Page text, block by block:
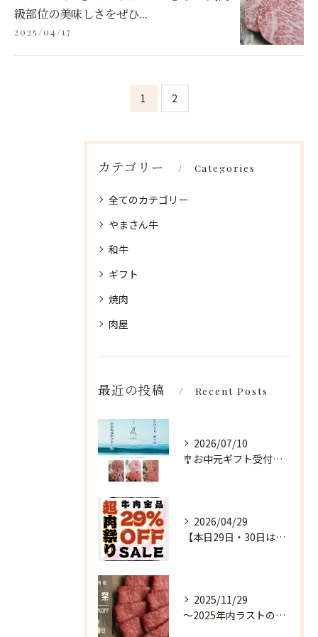
級部位の美味しさをぜひ...
2025/04/17
1 2
カテゴリー Categories
全てのカテゴリー
やまさん牛
和牛
ギフト
焼肉
肉屋
最近の投稿 Recent Posts
2026/07/10
🎐お中元ギフト受付中🎐
2026/04/29
【本日29日・30日は超肉祭り開催🔥】
2025/11/29
〜2025年内ラストの超肉祭り〜